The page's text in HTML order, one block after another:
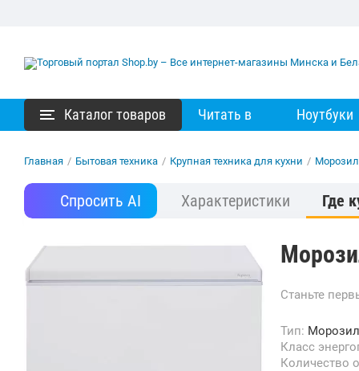
Каталог товаров Читать в Ноутбуки
Главная / Бытовая техника / Крупная техника для кухни /
Спросить AI Характеристики Где
Станьте
Тип:
Класс
Количество